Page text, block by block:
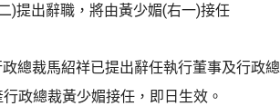
)提出辭職，將由黃少媚(右一)接任
總裁馬紹祥已提出辭任執行董事及行政總
政總裁黃少媚接任，即日生效。